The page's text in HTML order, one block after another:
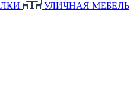
УЛИЧНАЯ МЕБЕЛЬ